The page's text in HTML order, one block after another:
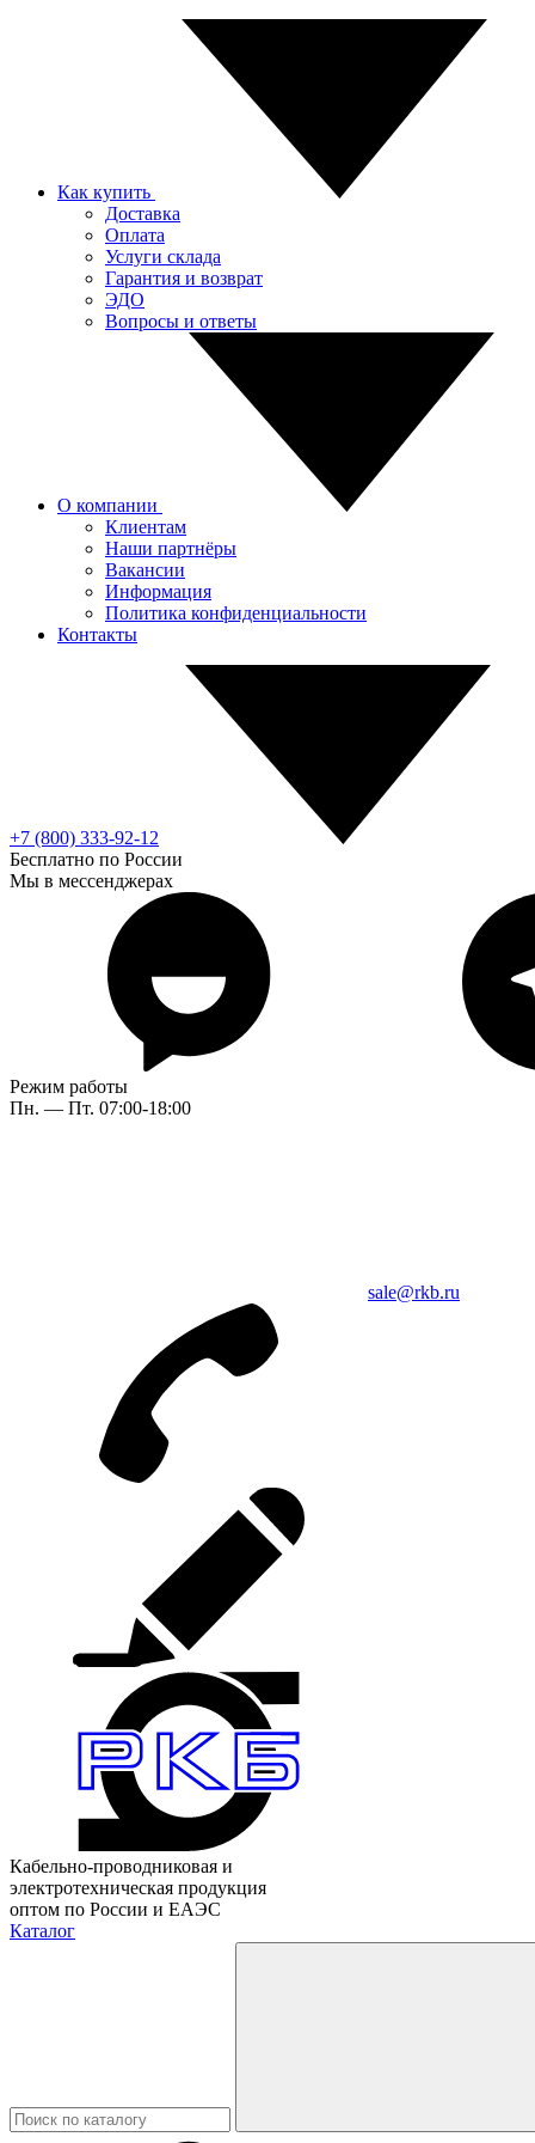
Как купить
Доставка
Оплата
Услуги склада
Гарантия и возврат
ЭДО
Вопросы и ответы
О компании
Клиентам
Наши партнёры
Вакансии
Информация
Политика конфиденциальности
Контакты
+7 (800) 333-92-12
Бесплатно по России
Мы в мессенджерах
Режим работы
Пн. — Пт. 07:00-18:00
sale@rkb.ru
Кабельно-проводниковая и
электротехническая продукция
оптом по России и ЕАЭС
Каталог